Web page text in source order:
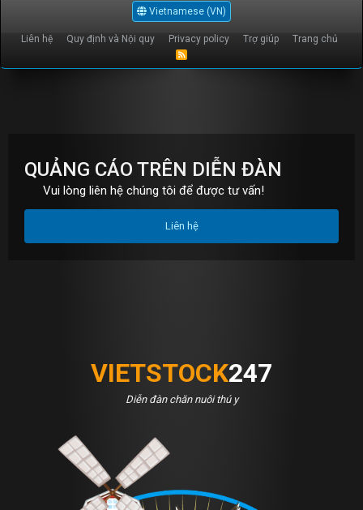
Vietnamese (VN)
Liên hệ Quy định và Nội quy Privacy policy Trợ giúp Trang chủ
R
QUẢNG CÁO TRÊN DIỄN ĐÀN
Vui lòng liên hệ chúng tôi để được tư vấn!
Liên hệ
VIETSTOCK247
Diễn đàn chăn nuôi thú y